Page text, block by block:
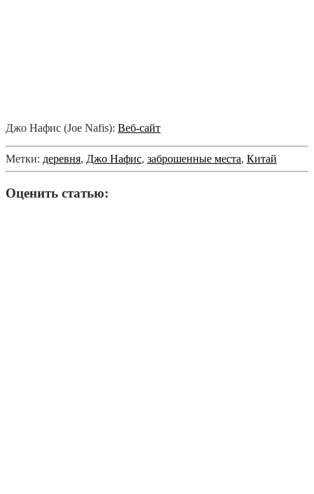
Джо Нафис (Joe Nafis): Веб-сайт
Метки: деревня, Джо Нафис, заброшенные места, Китай
Оценить статью: